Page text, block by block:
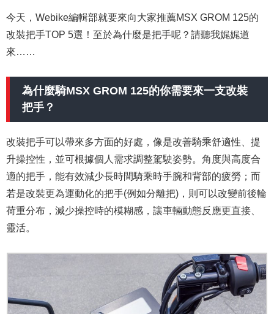
今天，Webike編輯部就要來向大家推薦MSX GROM 125的
改裝把手TOP 5選！至於為什麼是把手呢？請聽我娓娓道
來……
為什麼騎MSX GROM 125的你需要來一支改裝
把手？
改裝把手可以帶來多方面的好處，像是改善騎乘舒適性、提
升操控性，並可根據個人需求調整駕駛姿勢。角度與高度合
適的把手，能有效減少長時間騎乘時手腕和背部的疲勞；而
若是改裝更為運動化的把手(例如分離把)，則可以改變前後輪
荷重分布，減少操控時的模糊感，讓車輛動態反應更直接、
靈活。